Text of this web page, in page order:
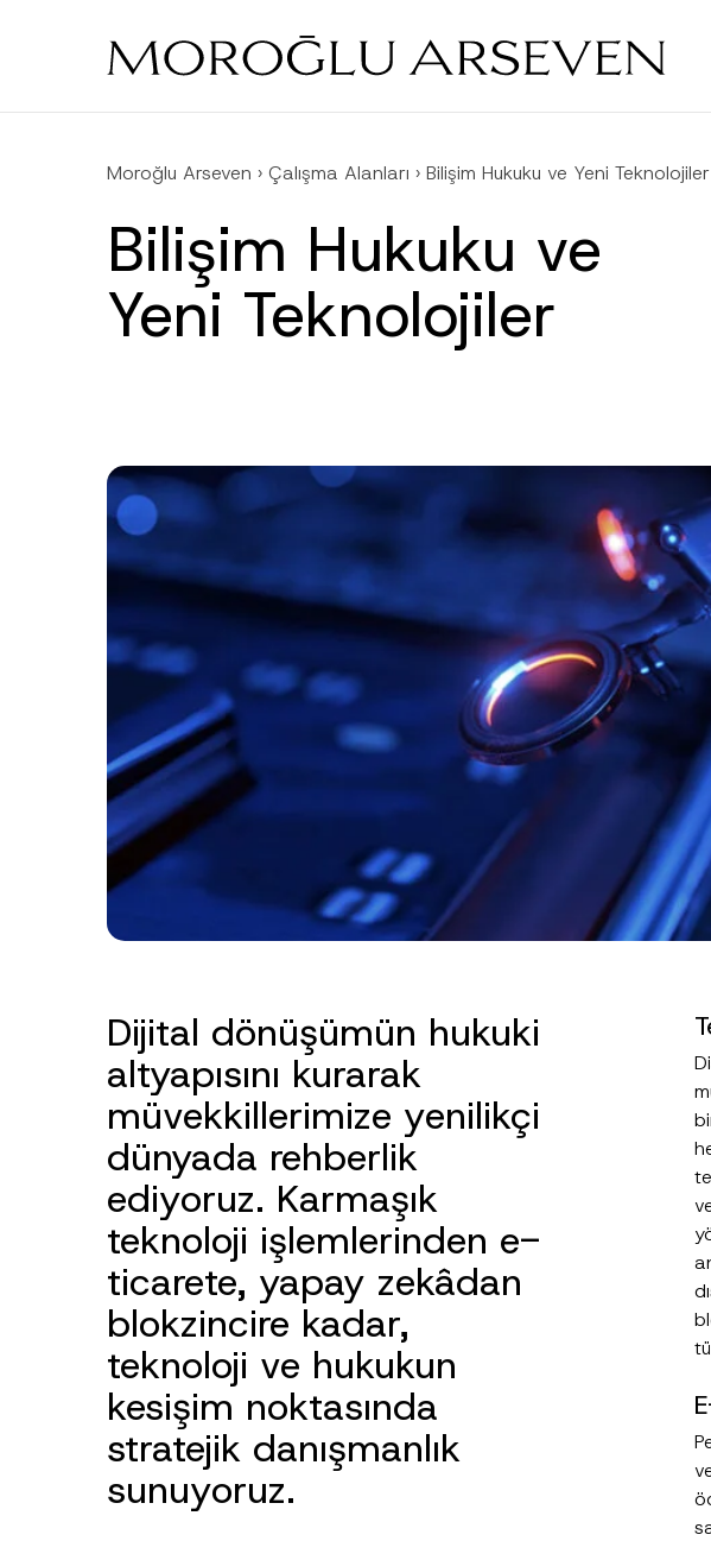
Moroğlu Arseven › Çalışma Alanları › Bilişim Hukuku ve Yeni Teknolojiler
Bilişim Hukuku ve
Yeni Teknolojiler
Dijital dönüşümün hukuki
altyapısını kurarak
müvekkillerimize yenilikçi
dünyada rehberlik
ediyoruz. Karmaşık
teknoloji işlemlerinden e-
ticarete, yapay zekâdan
blokzincire kadar,
teknoloji ve hukukun
kesişim noktasında
stratejik danışmanlık
sunuyoruz.